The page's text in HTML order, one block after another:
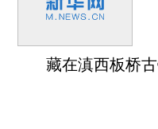
藏在滇西板桥